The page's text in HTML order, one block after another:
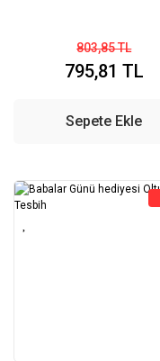
803,85 TL
795,81 TL
Sepete Ekle